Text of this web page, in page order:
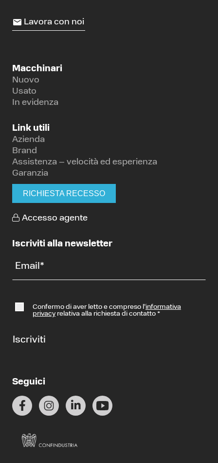
Lavora con noi
Macchinari
Nuovo
Usato
In evidenza
Link utili
Azienda
Brand
Assistenza – velocità ed esperienza
Garanzia
RICHIESTA RECESSO
Accesso agente
Iscriviti alla newsletter
Email*
Confermo di aver letto e compreso l’informativa
privacyrelativa alla richiesta di contatto *
Iscriviti
Seguici